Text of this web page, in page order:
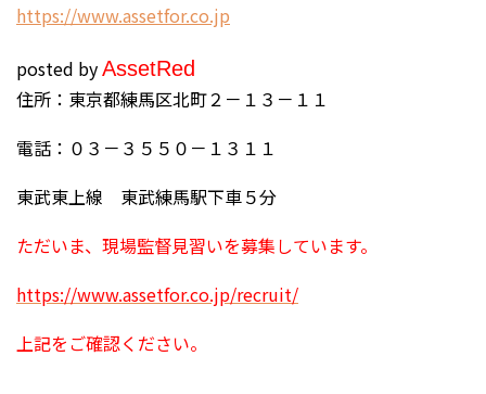
https://www.assetfor.co.jp
posted byAssetRed
住所：東京都練馬区北町２－１３－１１
電話：０３－３５５０－１３１１
東武東上線 東武練馬駅下車５分
ただいま、現場監督見習いを募集しています。
https://www.assetfor.co.jp/recruit/
上記をご確認ください。